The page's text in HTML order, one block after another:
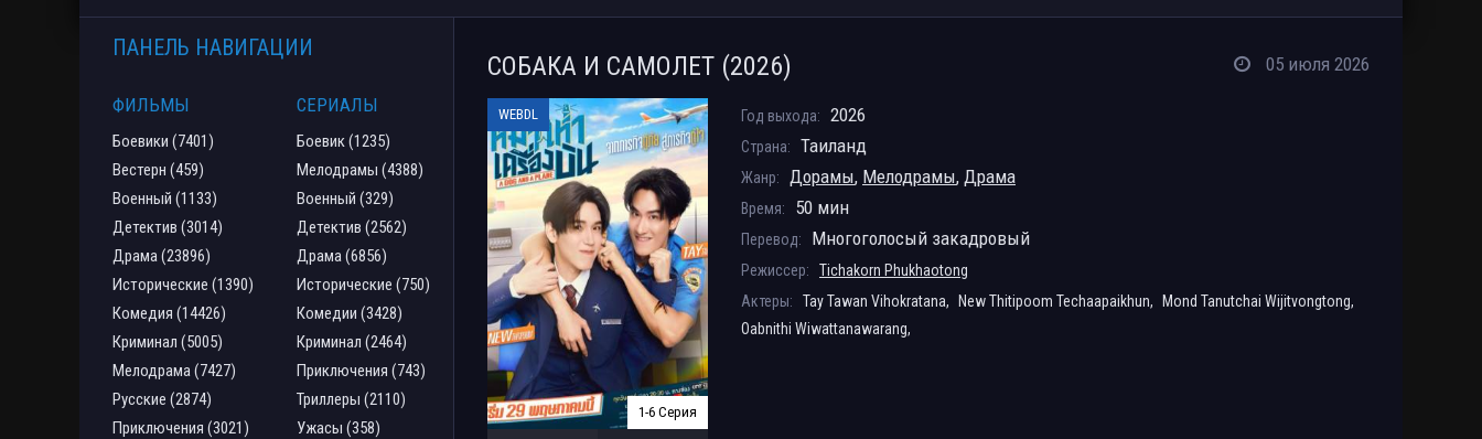
СОБАКА И САМОЛЕТ (2026) 05 июля 2026
WEBDL
1-6 Серия
Год выхода: 2026
Страна: Таиланд
Жанр: Дорамы, Мелодрамы, Драма
Время: 50 мин
Перевод: Многоголосый закадровый
Режиссер:
Tichakorn Phukhaotong
Актеры:
Tay Tawan Vihokratana, New Thitipoom Techaapaikhun,
Mond Tanutchai Wijitvongtong,
Oabnithi Wiwattanawarang,
ПАНЕЛЬ НАВИГАЦИИ
ФИЛЬМЫ
Боевики (7401)
Вестерн (459)
Военный (1133)
Детектив (3014)
Драма (23896)
Исторические (1390)
Комедия (14426)
Криминал (5005)
Мелодрама (7427)
Русские (2874)
Приключения (3021)
СЕРИАЛЫ
Боевик (1235)
Мелодрамы (4388)
Военный (329)
Детектив (2562)
Драма (6856)
Исторические (750)
Комедии (3428)
Криминал (2464)
Приключения (743)
Триллеры (2110)
Ужасы (358)